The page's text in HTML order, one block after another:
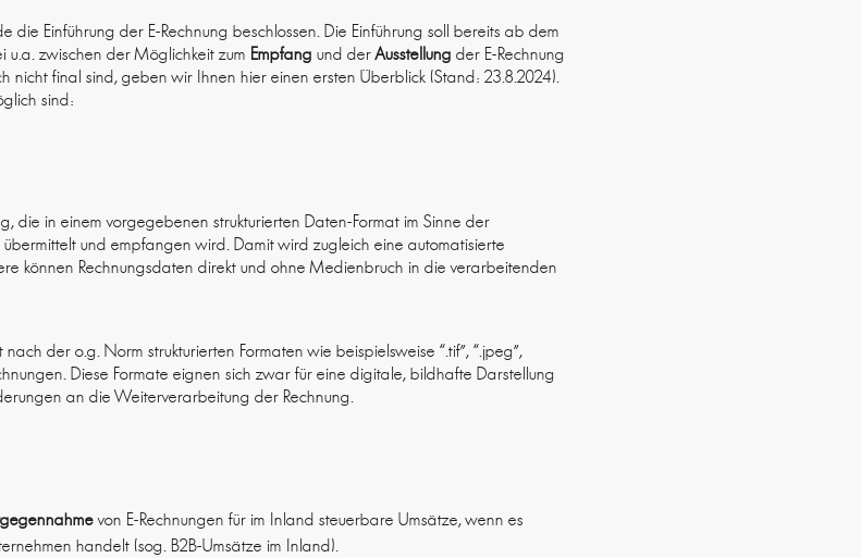
die Einführung der E-Rechnung beschlossen. Die Einführung soll bereits ab dem
u.a. zwischen der Möglichkeit zum Empfang und derAusstellung der E-Rechnung
nicht final sind, geben wir Ihnen hier einen ersten Überblick (Stand: 23.8.2024).
sind:
die in einem vorgegebenen strukturierten Daten-Format im Sinne der
und empfangen wird. Damit wird zugleich eine automatisierte
können Rechnungsdaten direkt und ohne Medienbruch in die verarbeitenden
der o.g. Norm strukturierten Formaten wie beispielsweise “.tif”, “.jpeg”,
Diese Formate eignen sich zwar für eine digitale, bildhafte Darstellung
an die Weiterverarbeitung der Rechnung.
von E-Rechnungen für im Inland steuerbare Umsätze, wenn es
handelt (sog. B2B-Umsätze im Inland).